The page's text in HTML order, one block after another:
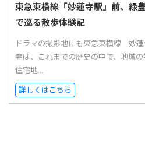
東急東横線「妙蓮寺駅」前、緑
で巡る散歩体験記
ドラマの撮影地にも東急東横線「妙
寺は、これまでの歴史の中で、地域
住宅地...
詳しくはこちら